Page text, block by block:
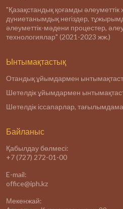
"Қазақстандық қоғамды
дүниетанымдық негіздер,
әлеуметтік-мәдени процестер,
технологиялар" (2021-2023 жж.)
Ынтымақтастық
Отандық ұйымдармен
Шетелдік ұйымдармен
Шетелдік іссапарлар,
Байланыс
Қабылдау бөлмесі:
+7 (727) 272-01-00
E-mail:
office@iph.kz
Мекенжай: